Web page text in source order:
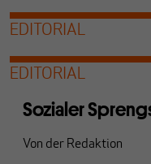
EDITORIAL
EDITORIAL
Sozialer
Von der Redaktion